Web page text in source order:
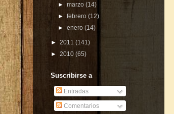
►marzo(14)
►febrero(12)
►enero(14)
► 2011 (141)
► 2010 (65)
Suscribirse a
Entradas
Comentarios